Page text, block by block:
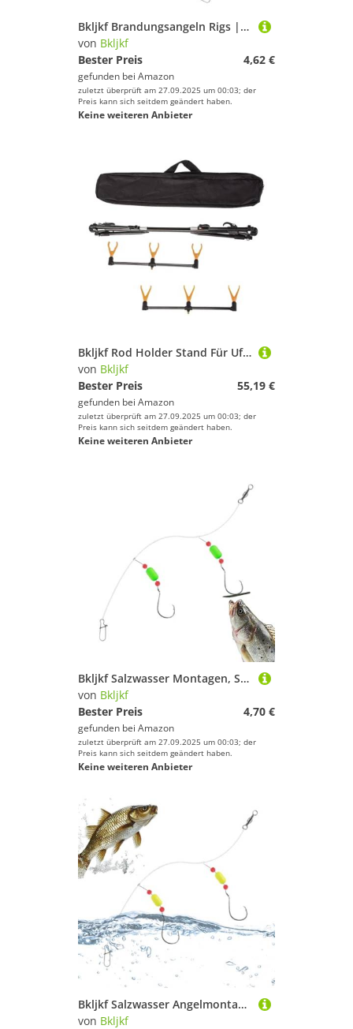
Bkljkf Brandungsangeln Rigs | Küstenfischerei Ausrüstung,Komplettset Mit Haken Für Schnapper Forellenbarsch Plattfisch Wels Barsch Süßwasser Salzwasser
von Bkljkf
Bester Preis
4,62 €
gefunden bei Amazon
zuletzt überprüft am 27.09.2025 um 00:03; der
Preis kann sich seitdem geändert haben.
Keine weiteren Anbieter
Bkljkf Rod Holder Stand Für Uferangeln - Angelruten Halter Für Uferangeln Am Boden - Ausziehbarer Welsangeln Ausrüstung Halterung Für Männer Frauen
von Bkljkf
Bester Preis
55,19 €
gefunden bei Amazon
zuletzt überprüft am 27.09.2025 um 00:03; der
Preis kann sich seitdem geändert haben.
Keine weiteren Anbieter
Bkljkf Salzwasser Montagen, Surfang Ausrüstung, Komplettset Mit Haken Für Schnapper Forellenbarsch Plattfisch Wels Barsch Süßwasser Salzwasser
von Bkljkf
Bester Preis
4,70 €
gefunden bei Amazon
zuletzt überprüft am 27.09.2025 um 00:03; der
Preis kann sich seitdem geändert haben.
Keine weiteren Anbieter
Bkljkf Salzwasser Angelmontagen | Surfang Ausrüstung,Komplettset Mit Haken Für Schnapper Forellenbarsch Plattfisch Wels Barsch Süßwasser Salzwasser
von Bkljkf